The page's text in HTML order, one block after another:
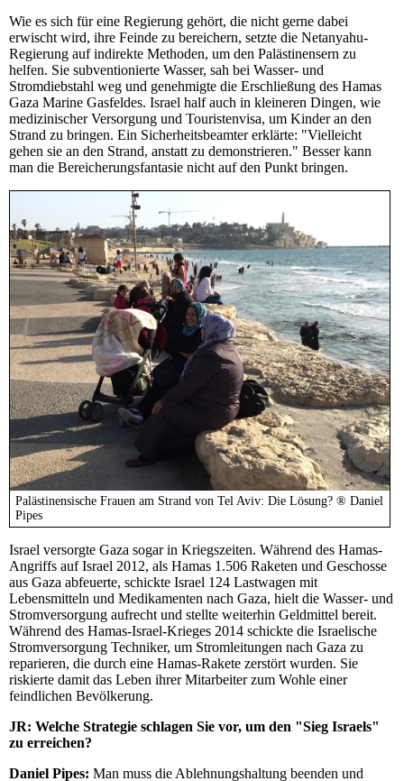
Wie es sich für eine Regierung gehört, die nicht gerne dabei
erwischt wird, ihre Feinde zu bereichern, setzte die Netanyahu-
Regierung auf indirekte Methoden, um den Palästinensern zu
helfen. Sie subventionierte Wasser, sah bei Wasser- und
Stromdiebstahl weg und genehmigte die Erschließung des Hamas
Gaza Marine Gasfeldes. Israel half auch in kleineren Dingen, wie
medizinischer Versorgung und Touristenvisa, um Kinder an den
Strand zu bringen. Ein Sicherheitsbeamter erklärte: "Vielleicht
gehen sie an den Strand, anstatt zu demonstrieren." Besser kann
man die Bereicherungsfantasie nicht auf den Punkt bringen.
Palästinensische Frauen am Strand von Tel Aviv: Die Lösung? ® Daniel
Pipes
Israel versorgte Gaza sogar in Kriegszeiten. Während des Hamas-
Angriffs auf Israel 2012, als Hamas 1.506 Raketen und Geschosse
aus Gaza abfeuerte, schickte Israel 124 Lastwagen mit
Lebensmitteln und Medikamenten nach Gaza, hielt die Wasser- und
Stromversorgung aufrecht und stellte weiterhin Geldmittel bereit.
Während des Hamas-Israel-Krieges 2014 schickte die Israelische
Stromversorgung Techniker, um Stromleitungen nach Gaza zu
reparieren, die durch eine Hamas-Rakete zerstört wurden. Sie
riskierte damit das Leben ihrer Mitarbeiter zum Wohle einer
feindlichen Bevölkerung.
JR: Welche Strategie schlagen Sie vor, um den "Sieg Israels"
zu erreichen?
Daniel Pipes: Man muss die Ablehnungshaltung beenden und